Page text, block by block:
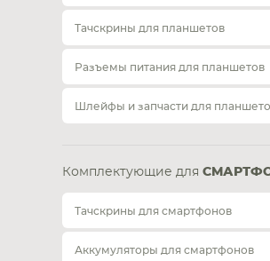
Тачскрины для планшетов
Разъемы питания для планшетов
Шлейфы и запчасти для
Комплектующие для
Тачскрины для смартфонов
Аккумуляторы для смартфонов